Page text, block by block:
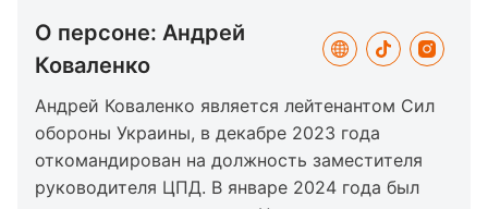
О персоне: Андрей
Коваленко
Андрей Коваленко является лейтенантом Сил
обороны Украины, в декабре 2023 года
откомандирован на должность заместителя
руководителя ЦПД. В январе 2024 года был